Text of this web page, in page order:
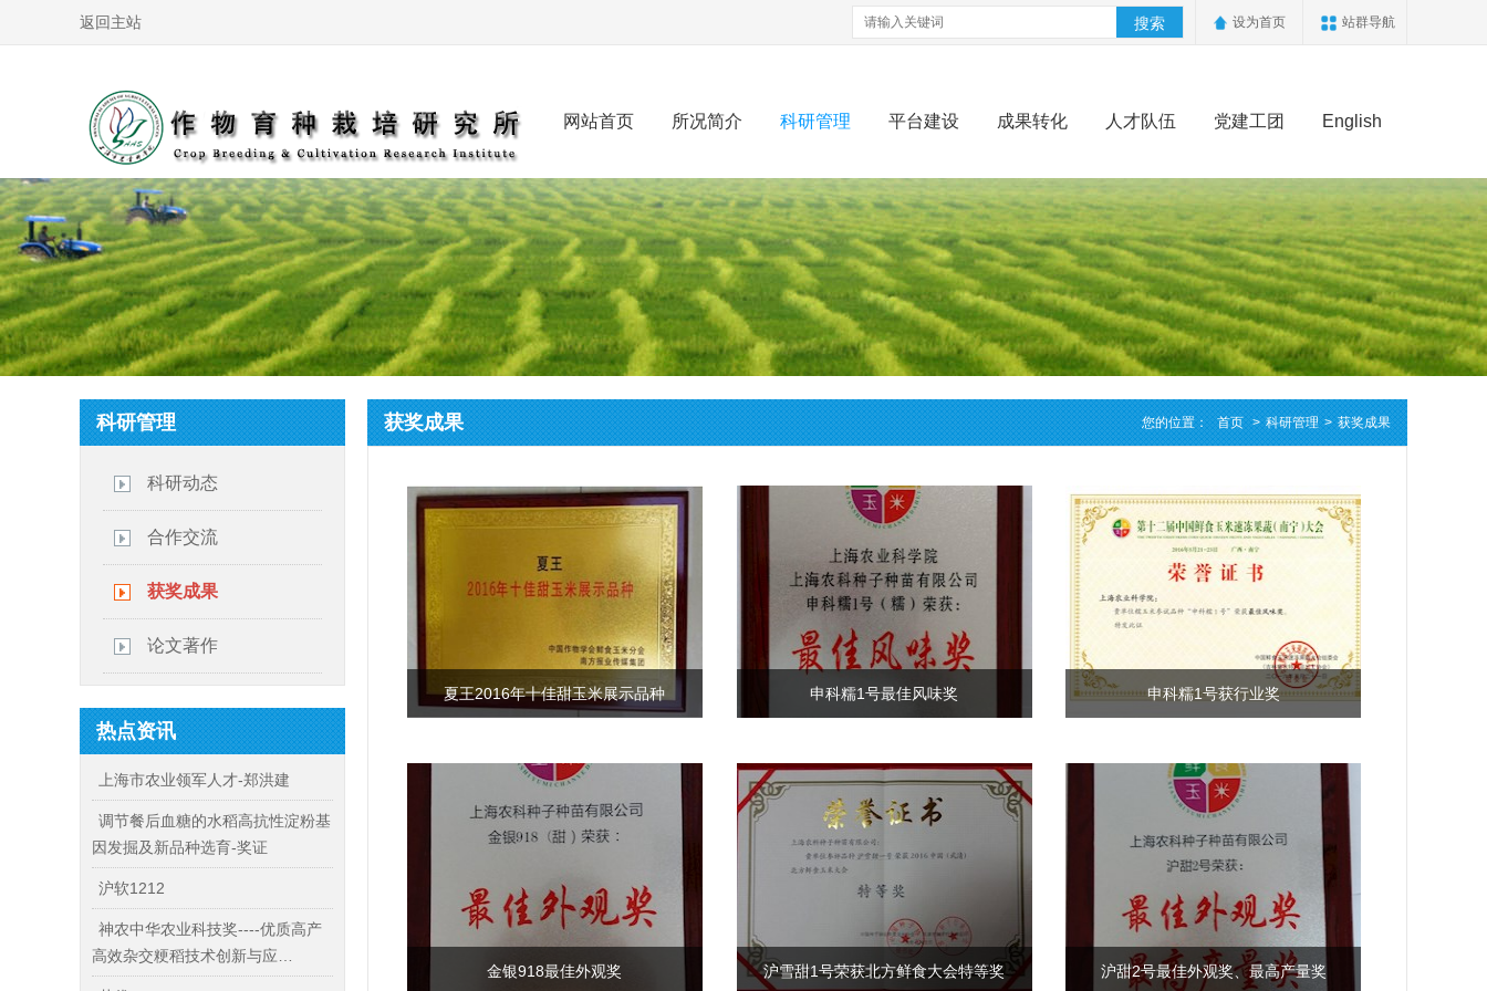
返回主站 站群导航
设为首页
搜索
网站首页 所况简介 科研管理 平台建设 成果转化 人才队伍 党建工团 English
科研管理
科研动态
合作交流
获奖成果
论文著作
热点资讯
上海市农业领军人才-郑洪建
调节餐后血糖的水稻高抗性淀粉基
因发掘及新品种选育-奖证
沪软1212
神农中华农业科技奖----优质高产
高效杂交粳稻技术创新与应…
您的位置： 首页 > 科研管理 > 获奖成果
获奖成果
夏王2016年十佳甜玉米展示品种 申科糯1号最佳风味奖 申科糯1号获行业奖
金银918最佳外观奖 沪雪甜1号荣获北方鲜食大会特等奖 沪甜2号最佳外观奖、最高产量奖